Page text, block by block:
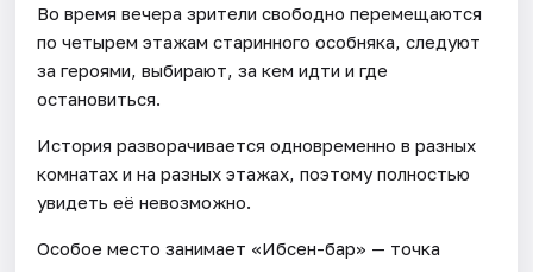
Во время вечера зрители свободно перемещаются
по четырем этажам старинного особняка, следуют
за героями, выбирают, за кем идти и где
остановиться.
История разворачивается одновременно в разных
комнатах и на разных этажах, поэтому полностью
увидеть её невозможно.
Особое место занимает «Ибсен-бар» — точка